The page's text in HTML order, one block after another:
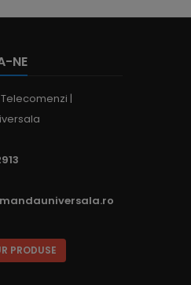
NE
|
PRODUSE